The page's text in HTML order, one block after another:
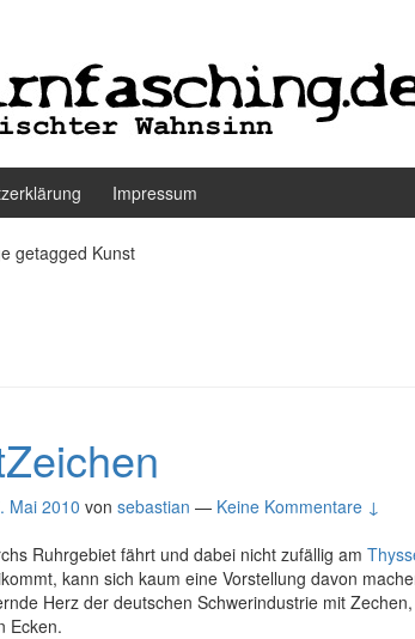
Impressum
getagged Kunst
Mai 2010 von sebastian — Keine Kommentare ↓
Ruhrgebiet fährt und dabei nicht zufällig am
kann sich kaum eine Vorstellung davon
Herz der deutschen Schwerindustrie mit
Ecken.